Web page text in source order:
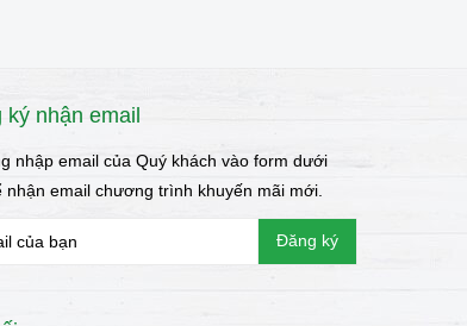
ký nhận email
nhập email của Quý khách vào form dưới
nhận email chương trình khuyến mãi mới.